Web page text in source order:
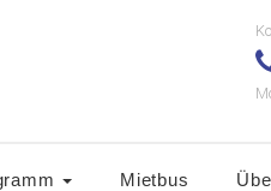
Mietbus